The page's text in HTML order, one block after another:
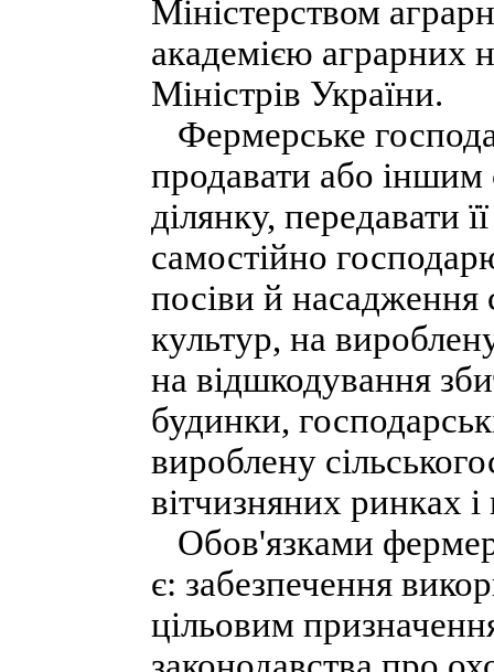
Міністерством
академією аграрних
Міністрів України.
Фермерське
продавати або
ділянку, передавати
самостійно
посіви й насадження
культур, на
на відшкодування
будинки,
вироблену
вітчизняних ринках
Обов'язками
є: забезпечення
цільовим